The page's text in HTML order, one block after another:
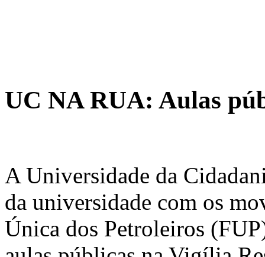
UC NA RUA: Aulas
A Universidade da
da universidade com os
Única dos Petroleiros